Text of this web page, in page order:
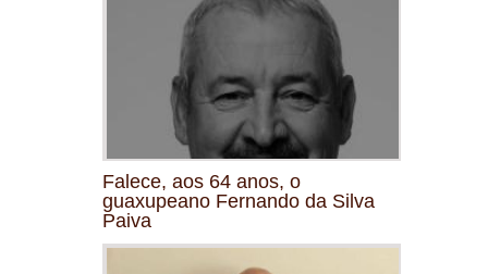
Falece, aos 64 anos, o
guaxupeano Fernando da Silva
Paiva